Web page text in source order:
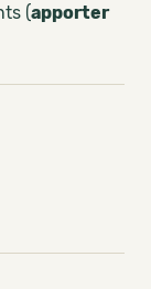
(apporter